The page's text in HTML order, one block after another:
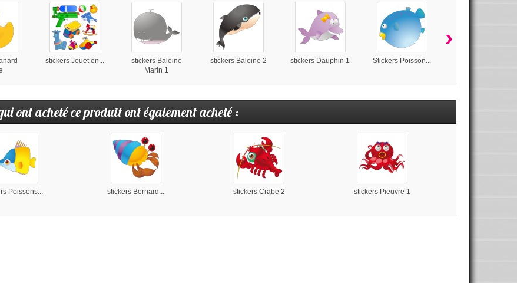
stickers Jouet en...
stickers Baleine
Marin 1
stickers Baleine 2 stickers Dauphin 1 Stickers Poisson...
›
ont acheté ce produit ont également acheté :
Poissons... stickers Bernard... stickers Crabe 2 stickers Pieuvre 1